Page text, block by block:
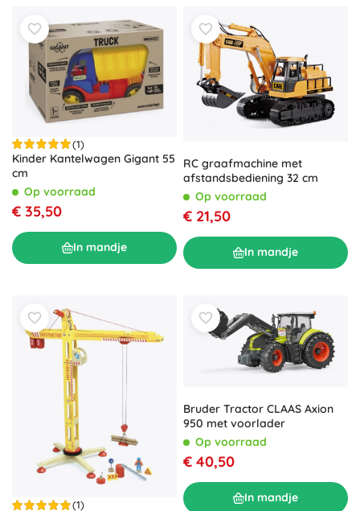
(1)
Kinder Kantelwagen Gigant 55
cm
Op voorraad
€ 35,50
In mandje
RC graafmachine met
afstandsbediening 32 cm
Op voorraad
€ 21,50
In mandje
(1)
Bruder Tractor CLAAS Axion
950 met voorlader
Op voorraad
€ 40,50
In mandje